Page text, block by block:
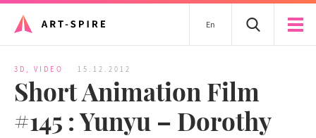
En
3D , VIDEO 15.12.2012
Short Animation Film
#145 : Yunyu – Dorothy